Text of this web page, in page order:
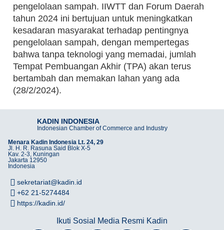
pengelolaan sampah. IIWTT dan Forum Daerah
tahun 2024 ini bertujuan untuk meningkatkan
kesadaran masyarakat terhadap pentingnya
pengelolaan sampah, dengan mempertegas
bahwa tanpa teknologi yang memadai, jumlah
Tempat Pembuangan Akhir (TPA) akan terus
bertambah dan memakan lahan yang ada
(28/2/2024).
KADIN INDONESIA
Indonesian Chamber of Commerce and Industry
Menara Kadin Indonesia Lt. 24, 29
Jl. H. R. Rasuna Said Blok X-5
Kav. 2-3, Kuningan
Jakarta 12950
Indonesia
sekretariat@kadin.id
+62 21-5274484
https://kadin.id/
Ikuti Sosial Media Resmi Kadin